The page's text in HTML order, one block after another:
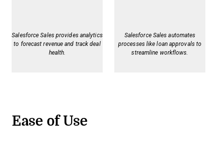
Salesforce Sales provides analytics
to forecast revenue and track deal
health.
Salesforce Sales automates
processes like loan approvals to
streamline workflows.
Ease of Use